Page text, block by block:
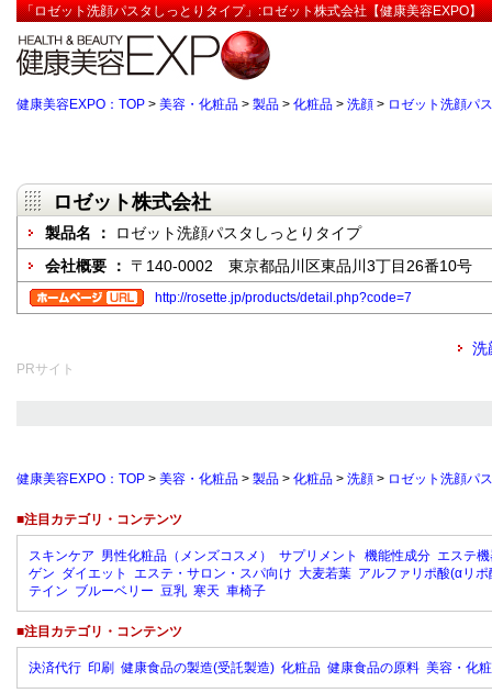
「ロゼット洗顔パスタしっとりタイプ」:ロゼット株式会社【健康美容EXPO】
健康美容EXPO：TOP > 美容・化粧品 > 製品 > 化粧品 > 洗顔 > ロゼット洗顔パ
ロゼット株式会社
製品名 ：
ロゼット洗顔パスタしっとりタイプ
会社概要 ： 〒140-0002 東京都品川区東品川3丁目26番10号
http://rosette.jp/products/detail.php?code=7
洗
PRサイト
健康美容EXPO：TOP > 美容・化粧品 > 製品 > 化粧品 > 洗顔 > ロゼット洗顔パ
■注目カテゴリ・コンテンツ
スキンケア 男性化粧品（メンズコスメ） サプリメント 機能性成分 エステ
ゲン ダイエット エステ・サロン・スパ向け 大麦若葉 アルファリポ酸(αリポ
テイン ブルーベリー 豆乳 寒天 車椅子
■注目カテゴリ・コンテンツ
決済代行 印刷 健康食品の製造(受託製造) 化粧品 健康食品の原料 美容・化